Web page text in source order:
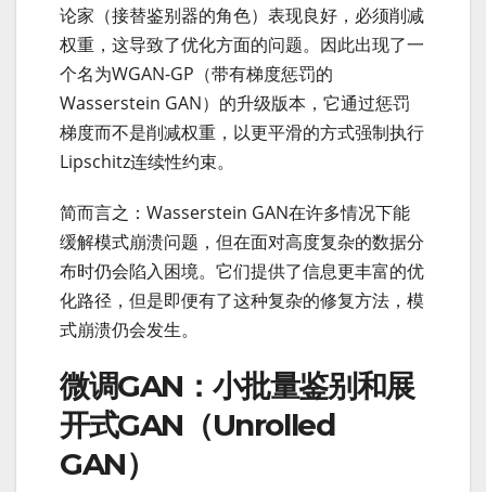
论家（接替鉴别器的角色）表现良好，必须削减
权重，这导致了优化方面的问题。因此出现了一
个名为WGAN-GP（带有梯度惩罚的
Wasserstein GAN）的升级版本，它通过惩罚
梯度而不是削减权重，以更平滑的方式强制执行
Lipschitz连续性约束。
简而言之：Wasserstein GAN在许多情况下能
缓解模式崩溃问题，但在面对高度复杂的数据分
布时仍会陷入困境。它们提供了信息更丰富的优
化路径，但是即便有了这种复杂的修复方法，模
式崩溃仍会发生。
微调GAN：小批量鉴别和展
开式GAN（Unrolled
GAN）